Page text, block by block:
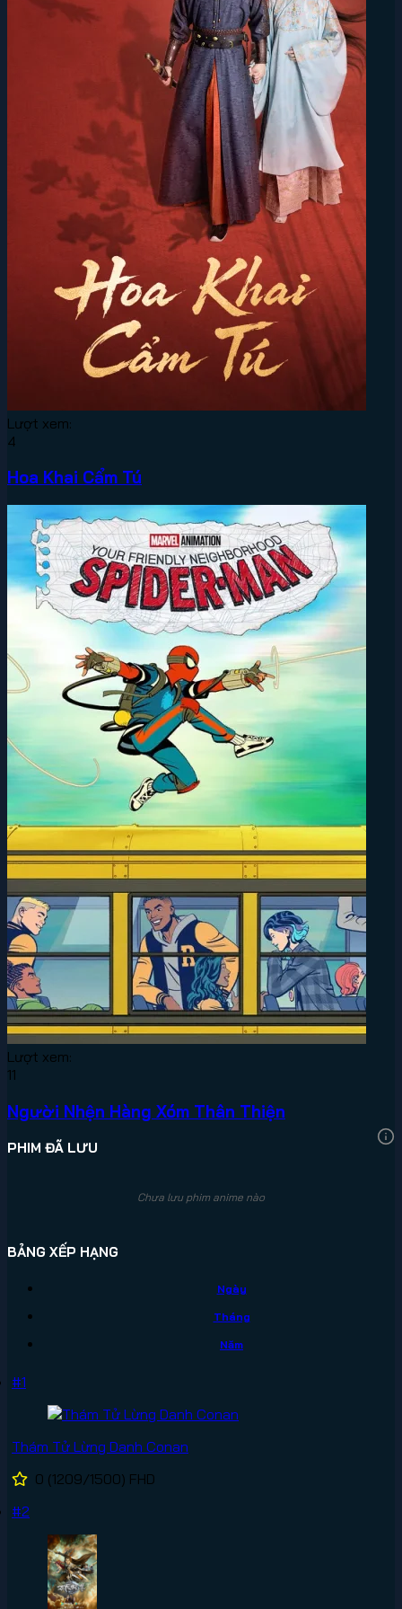
Lượt xem:
4
Hoa Khai Cẩm Tú
Lượt xem:
11
Người Nhện Hàng Xóm Thân Thiện
PHIM ĐÃ LƯU
Chưa lưu phim anime nào
BẢNG XẾP HẠNG
Ngày
Tháng
Năm
#1
Thám Tử Lừng Danh Conan
0 (1209/1500) FHD
#2